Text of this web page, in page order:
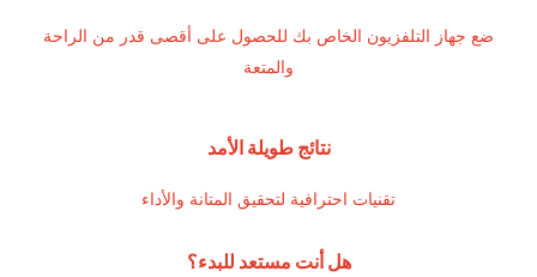
ضع جهاز التلفزيون الخاص بك للحصول على أقصى قدر من الراحة
والمتعة
نتائج طويلة الأمد
تقنيات احترافية لتحقيق المتانة والأداء
هل أنت مستعد للبدء؟